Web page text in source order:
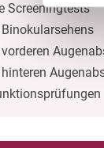
Screeningtests